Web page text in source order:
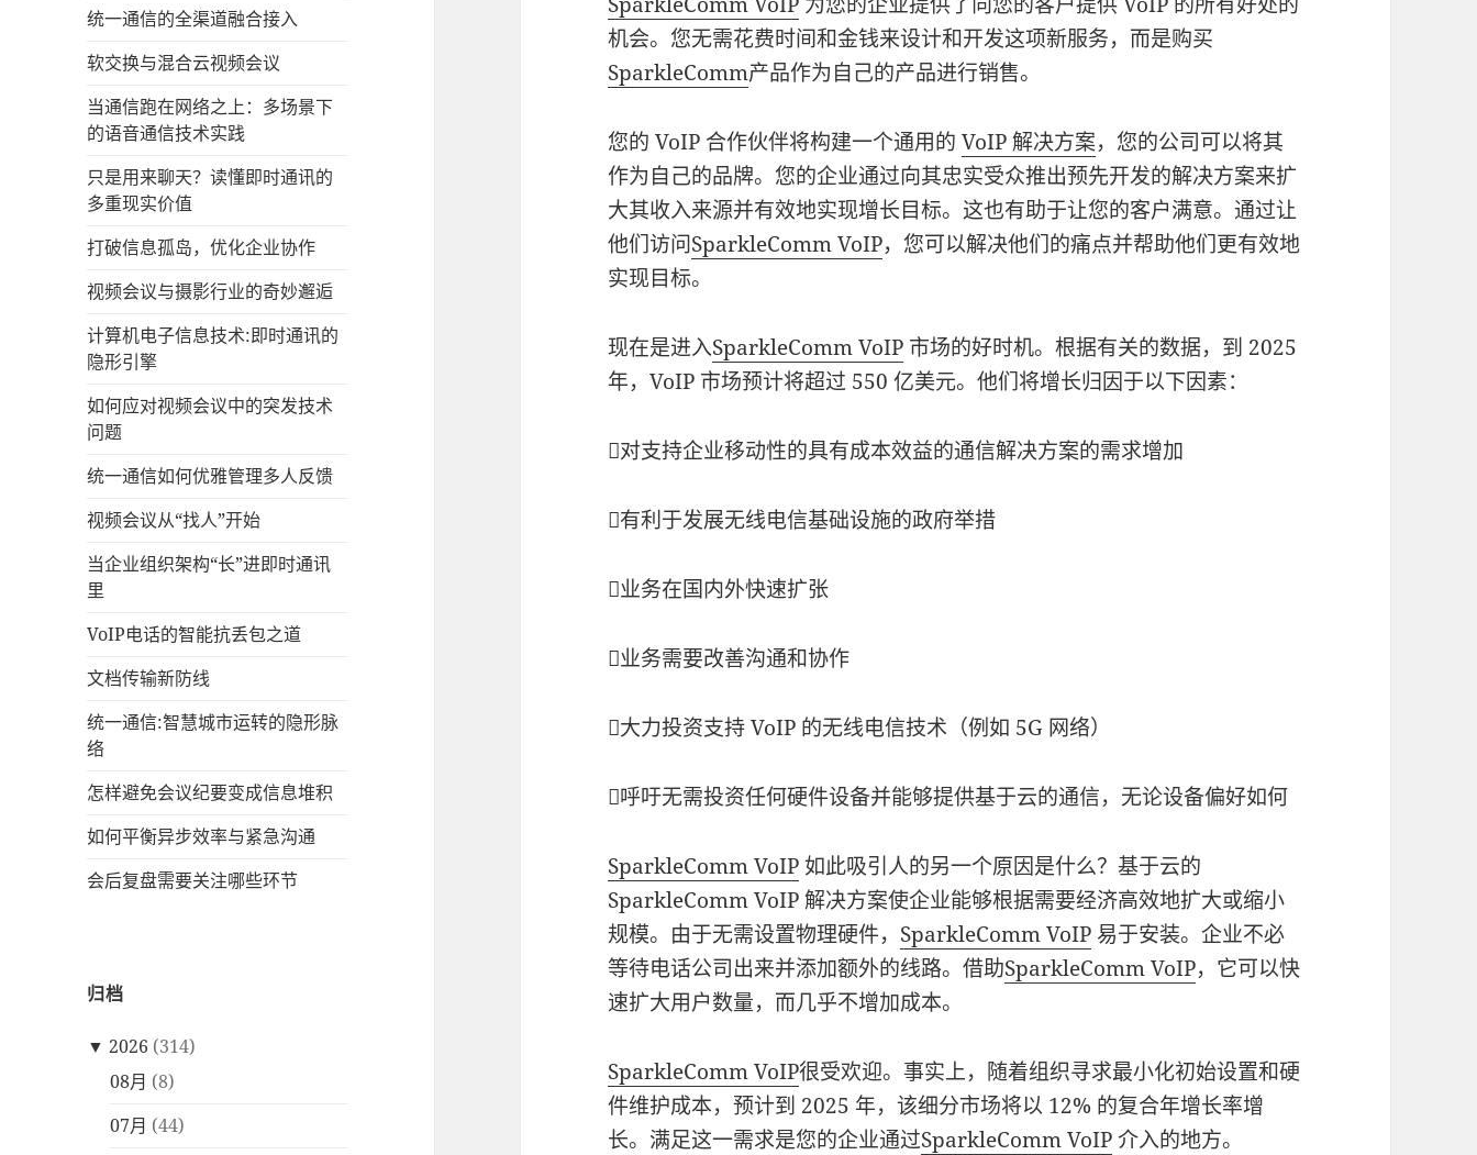
统一通信的‌全渠道融合接入
软交换与混合云视频会议
当通信跑在网络之上：多场景下
的语音通信技术实践
只是用来聊天？读懂即时通讯的
多重现实价值
打破信息孤岛，优化企业协作
视频会议与摄影行业的奇妙邂逅
计算机电子信息技术:即时通讯的
隐形引擎
如何应对视频会议中的突发技术
问题
统一通信如何优雅管理多人反馈
视频会议从“找人”开始
当企业组织架构“长”进即时通讯
里
VoIP电话的智能抗丢包之道
文档传输新防线
统一通信:智慧城市运转的隐形脉
络
怎样避免会议纪要变成信息堆积
如何平衡异步效率与紧急沟通
会后复盘需要关注哪些环节
归档
▼ 2026 (314)
08月 (8)
07月 (44)
机会。您无需花费时间和金钱来设计和开发这项新服务，而是购买
SparkleComm产品作为自己的产品进行销售。
您的 VoIP 合作伙伴将构建一个通用的VoIP 解决方案，您的公司可以将其
作为自己的品牌。您的企业通过向其忠实受众推出预先开发的解决方案来扩
大其收入来源并有效地实现增长目标。这也有助于让您的客户满意。通过让
他们访问SparkleComm VoIP，您可以解决他们的痛点并帮助他们更有效地
实现目标。
现在是进入SparkleComm VoIP 市场的好时机。根据有关的数据，到 2025
年，VoIP 市场预计将超过 550 亿美元。他们将增长归因于以下因素：
对支持企业移动性的具有成本效益的通信解决方案的需求增加
有利于发展无线电信基础设施的政府举措
业务在国内外快速扩张
业务需要改善沟通和协作
大力投资支持 VoIP 的无线电信技术（例如 5G 网络）
呼吁无需投资任何硬件设备并能够提供基于云的通信，无论设备偏好如何
SparkleComm VoIP 如此吸引人的另一个原因是什么？基于云的
SparkleComm VoIP 解决方案使企业能够根据需要经济高效地扩大或缩小
规模。由于无需设置物理硬件， SparkleComm VoIP 易于安装。企业不必
等待电话公司出来并添加额外的线路。借助SparkleComm VoIP，它可以快
速扩大用户数量，而几乎不增加成本。
SparkleComm VoIP很受欢迎。事实上，随着组织寻求最小化初始设置和硬
件维护成本，预计到 2025 年，该细分市场将以 12% 的复合年增长率增
长。满足这一需求是您的企业通过SparkleComm VoIP介入的地方。